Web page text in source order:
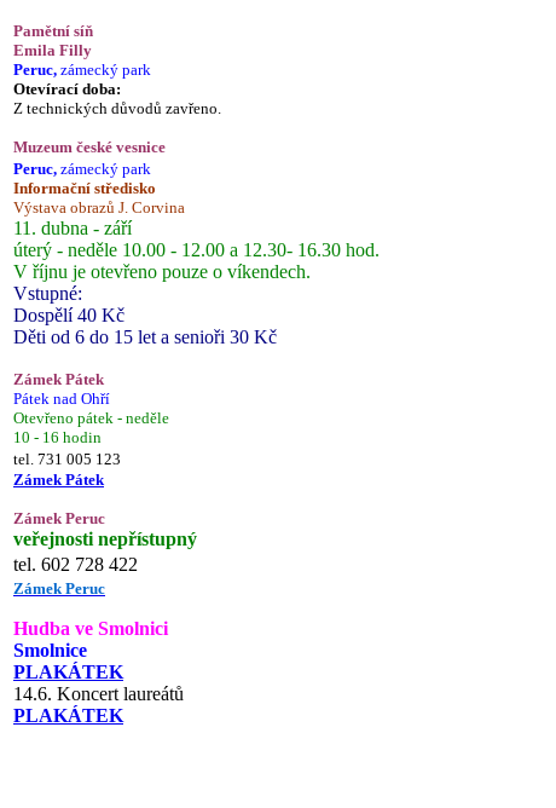
Pamětní síň
Emila Filly
Peruc, zámecký park
Otevírací doba:
Z technických důvodů zavřeno.
Muzeum české vesnice
Peruc, zámecký park
Informační středisko
Výstava obrazů J. Corvina
11. dubna - září
úterý - neděle 10.00 - 12.00 a 12.30- 16.30 hod.
V říjnu je otevřeno pouze o víkendech.
Vstupné:
Dospělí 40 Kč
Děti od 6 do 15 let a senioři 30 Kč
Zámek Pátek
Pátek nad Ohří
Otevřeno pátek - neděle
10 - 16 hodin
tel. 731 005 123
Zámek Pátek
Zámek Peruc
veřejnosti nepřístupný
tel. 602 728 422
Zámek Peruc
Hudba ve Smolnici
Smolnice
PLAKÁTEK
14.6. Koncert laureátů
PLAKÁTEK